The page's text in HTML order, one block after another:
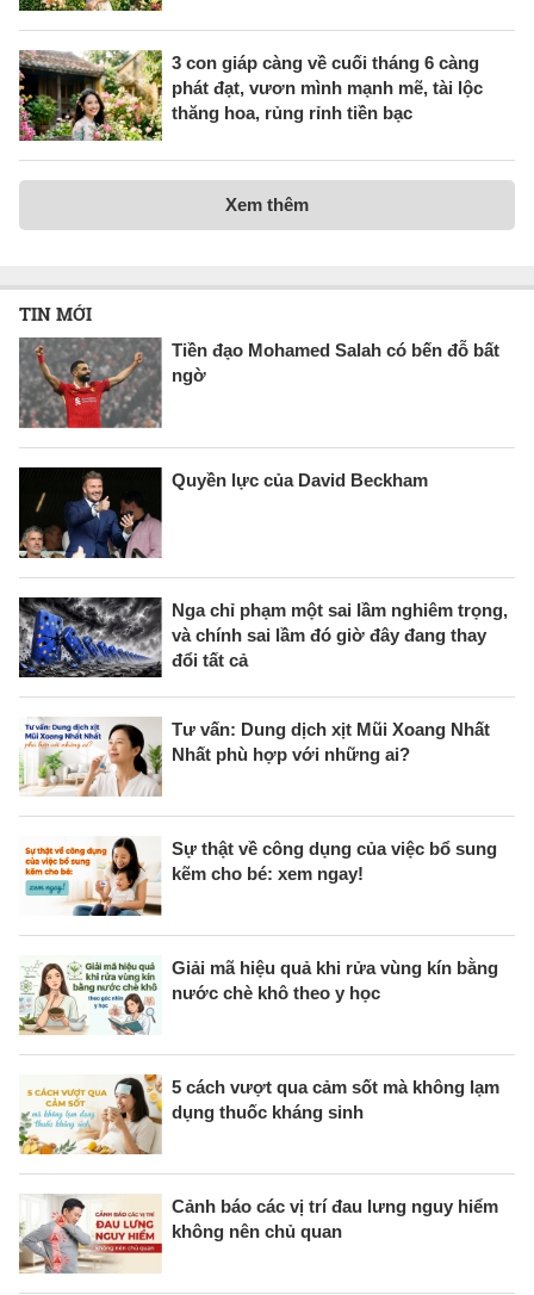
3 con giáp càng về cuối tháng 6 càng
phát đạt, vươn mình mạnh mẽ, tài lộc
thăng hoa, rủng rỉnh tiền bạc
Xem thêm
TIN MỚI
Tiền đạo Mohamed Salah có bến đỗ bất
ngờ
Quyền lực của David Beckham
Nga chỉ phạm một sai lầm nghiêm trọng,
và chính sai lầm đó giờ đây đang thay
đổi tất cả
Tư vấn: Dung dịch xịt Mũi Xoang Nhất
Nhất phù hợp với những ai?
Sự thật về công dụng của việc bổ sung
kẽm cho bé: xem ngay!
Giải mã hiệu quả khi rửa vùng kín bằng
nước chè khô theo y học
5 cách vượt qua cảm sốt mà không lạm
dụng thuốc kháng sinh
Cảnh báo các vị trí đau lưng nguy hiểm
không nên chủ quan